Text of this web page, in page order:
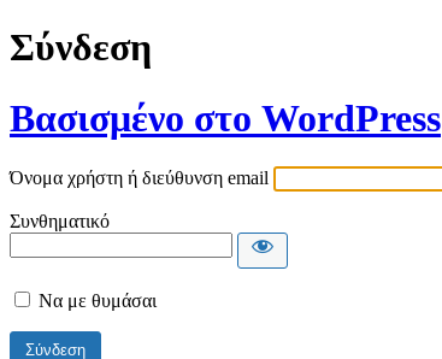
Σύνδεση
Βασισμένο στο WordPress
Όνομα χρήστη ή διεύθυνση email
Συνθηματικό
Να με θυμάσαι